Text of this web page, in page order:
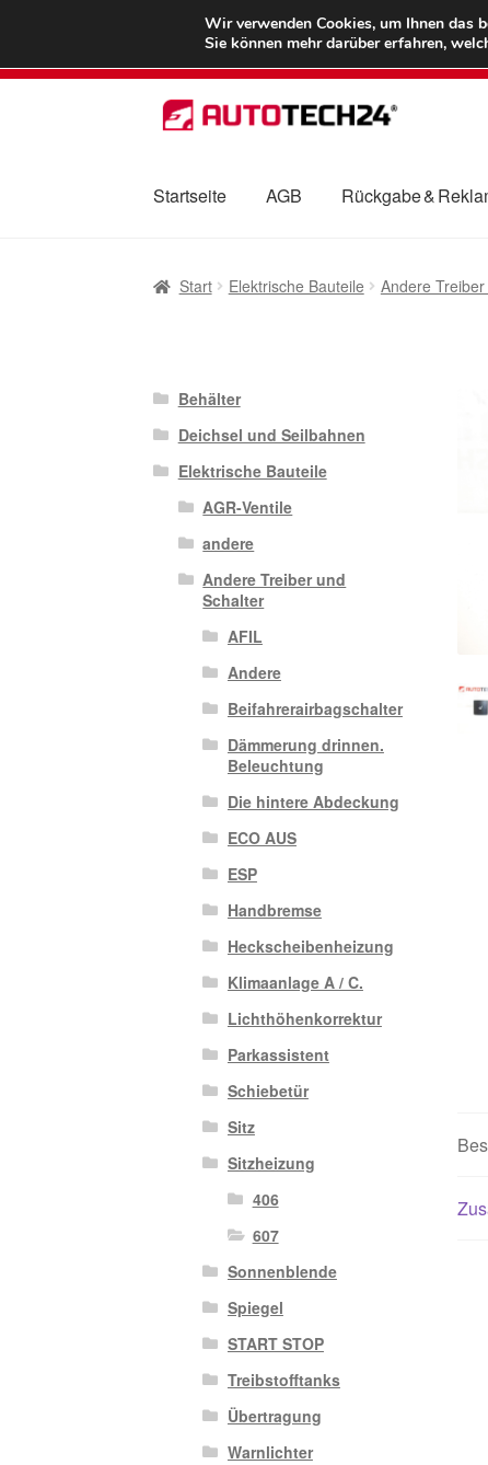
LIEFERUNG ab
Zur
Navigation
Zum
Inhalt
Startseite AGB Rückgabe &
Start Elektrische Bauteile Andere
Behälter
Deichsel und Seilbahnen
Elektrische Bauteile
AGR-Ventile
andere
Andere Treiber und
Schalter
AFIL
Andere
Beifahrerairbagschalter
Dämmerung drinnen.
Beleuchtung
Die hintere Abdeckung
ECO AUS
ESP
Handbremse
Heckscheibenheizung
Klimaanlage A / C.
Lichthöhenkorrektur
Parkassistent
Schiebetür
Sitz
Sitzheizung
406
607
Sonnenblende
Spiegel
START STOP
Treibstofftanks
Übertragung
Warnlichter
Wir verwenden Cookies, um Ihnen das
Sie können mehr darüber erfahren,